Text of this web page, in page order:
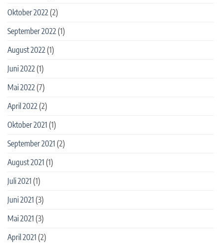
Oktober 2022(2)
September 2022(1)
August 2022(1)
Juni 2022(1)
Mai 2022(7)
April 2022(2)
Oktober 2021 (1)
September 2021 (2)
August 2021 (1)
Juli 2021 (1)
Juni 2021 (3)
Mai 2021 (3)
April 2021 (2)